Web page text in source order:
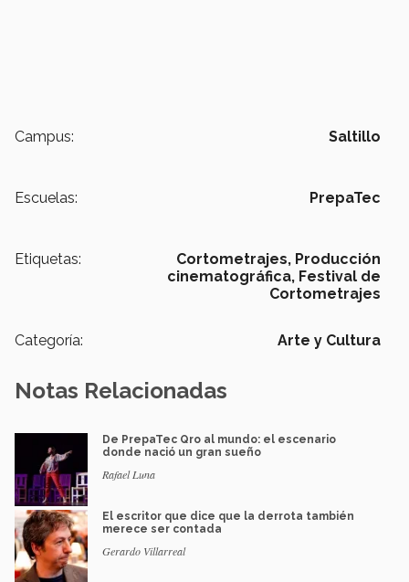
Campus: Saltillo
Escuelas: PrepaTec
Etiquetas: Cortometrajes, Producción
cinematográfica, Festival de
Cortometrajes
Categoría: Arte y Cultura
Notas Relacionadas
De PrepaTec Qro al mundo: el escenario
donde nació un gran sueño
Rafael Luna
El escritor que dice que la derrota también
merece ser contada
Gerardo Villarreal